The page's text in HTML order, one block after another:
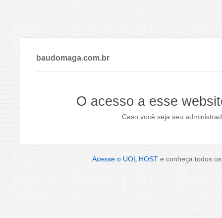
baudomaga.com.br
O acesso a esse
Caso você seja seu
Acesse o UOL HOST e conheça todos